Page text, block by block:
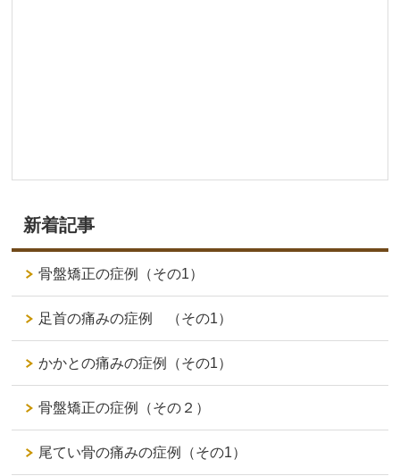
新着記事
骨盤矯正の症例（その1）
足首の痛みの症例 （その1）
かかとの痛みの症例（その1）
骨盤矯正の症例（その２）
尾てい骨の痛みの症例（その1）